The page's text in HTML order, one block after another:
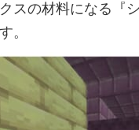
スの材料になる『
。